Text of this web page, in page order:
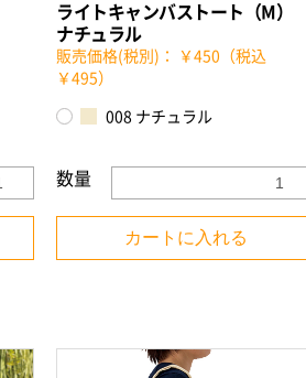
ライトキャンバストート（M）
ナチュラル
販売価格(税別)： ￥450（税込
￥495）
008 ナチュラル
数量
カートに入れる